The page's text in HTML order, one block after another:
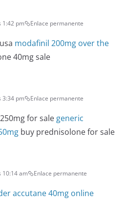
1:42 pm Enlace permanente
modafinil 200mg over the
40mg sale
3:34 pm Enlace permanente
for sale generic
buy prednisolone for sale
10:14 am Enlace permanente
accutane 40mg online